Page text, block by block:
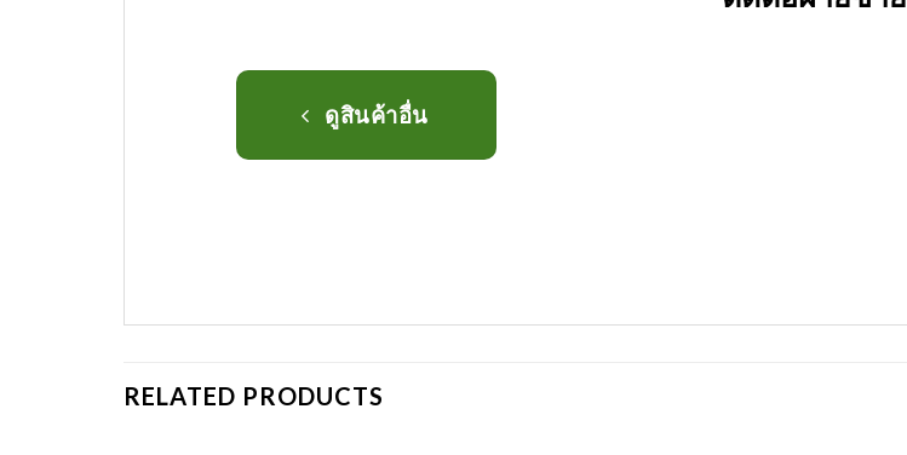
ดูสินค้าอื่น
RELATED PRODUCTS